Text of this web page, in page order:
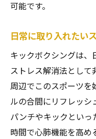
可能です。
日常に取り入れたい
キックボクシングは、
ストレス解消法として
周辺でこのスポーツを
ルの合間にリフレッシ
パンチやキックとい
時間で心肺機能を高め